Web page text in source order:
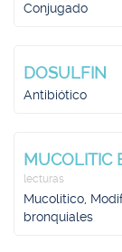
Conjugado
DOSULFIN
Antibiótico
MUCOLITIC
lecturas
Mucolítico,
bronquiales